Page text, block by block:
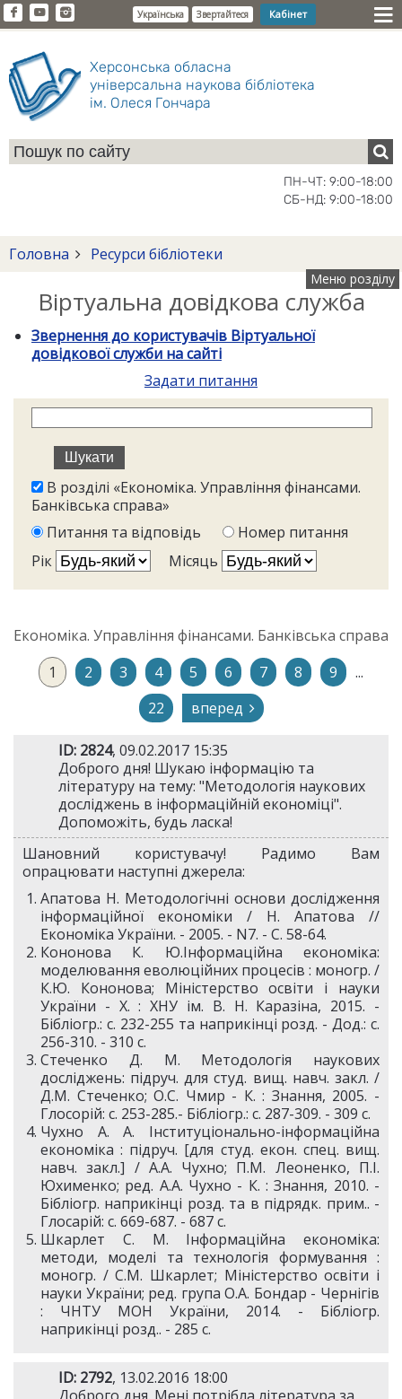
Українська Звертайтеся Кабінет
Херсонська обласна
універсальна наукова бібліотека
ім. Олеся Гончара
ПН-ЧТ: 9:00-18:00
СБ-НД: 9:00-18:00
Головна Ресурси бібліотеки
Меню розділу
Віртуальна довідкова служба
Звернення до користувачів Віртуальної
довідкової служби на сайті
Задати питання
В розділі «Економіка. Управління фінансами.
Банківська справа»
Питання та відповідь
Номер питання
Рік
Місяць
Економіка. Управління фінансами. Банківська справа
1
2 3 4 5 6 7 8 9
...
22
вперед
ID: 2824, 09.02.2017 15:35
Доброго дня! Шукаю інформацію та
літературу на тему: "Методологія наукових
досліджень в інформаційній економіці".
Допоможіть, будь ласка!
Шановний користувачу! Радимо Вам
опрацювати наступні джерела:
Апатова Н. Методологічні основи дослідження
інформаційної економіки / Н. Апатова //
Економіка України. - 2005. - N7. - С. 58-64.
Кононова К. Ю.Інформаційна економіка:
моделювання еволюційних процесів : моногр. /
К.Ю. Кононова; Міністерство освіти і науки
України - Х. : ХНУ ім. В. Н. Каразіна, 2015. -
Бібліогр.: с. 232-255 та наприкінці розд. - Дод.: с.
256-310. - 310 с.
Стеченко Д. М. Методологія наукових
досліджень: підруч. для студ. вищ. навч. закл. /
Д.М. Стеченко; О.С. Чмир - К. : Знання, 2005. -
Глосорій: с. 253-285.- Бібліогр.: с. 287-309. - 309 с.
Чухно А. А. Інституціонально-інформаційна
економіка : підруч. [для студ. екон. спец. вищ.
навч. закл.] / А.А. Чухно; П.М. Леоненко, П.І.
Юхименко; ред. А.А. Чухно - К. : Знання, 2010. -
Бібліогр. наприкінці розд. та в підрядк. прим.. -
Глосарій: с. 669-687. - 687 с.
Шкарлет С. М. Інформаційна економіка:
методи, моделі та технологія формування :
моногр. / С.М. Шкарлет; Міністерство освіти і
науки України; ред. група О.А. Бондар - Чернігів
: ЧНТУ МОН України, 2014. - Бібліогр.
наприкінці розд.. - 285 с.
ID: 2792, 13.02.2016 18:00